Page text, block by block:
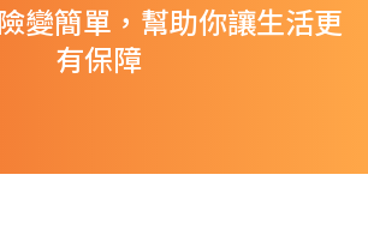
變簡單，幫助你讓生活更
有保障